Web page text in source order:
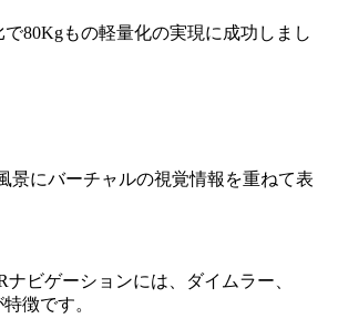
80Kgもの軽量化の実現に成功しまし
景にバーチャルの視覚情報を重ねて表
ビゲーションには、ダイムラー、
徴です。